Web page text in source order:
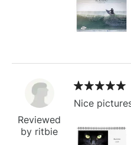
Reviewed
by ritbie
Nice